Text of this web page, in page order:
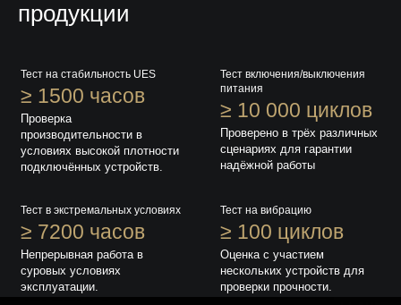
продукции
Тест на стабильность UES
≥ 1500 часов
Проверка
производительности в
условиях высокой плотности
подключённых устройств.
Тест включения/выключения
питания
≥ 10 000 циклов
Проверено в трёх различных
сценариях для гарантии
надёжной работы
Тест в экстремальных условиях
≥ 7200 часов
Непрерывная работа в
суровых условиях
эксплуатации.
Тест на вибрацию
≥ 100 циклов
Оценка с участием
нескольких устройств для
проверки прочности.